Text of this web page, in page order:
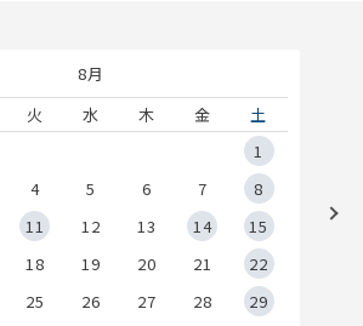
8月
火 水 木 金
土
1
4 5 6 7
8
11 12 13 14
15
18 19 20 21
22
25 26 27 28
29